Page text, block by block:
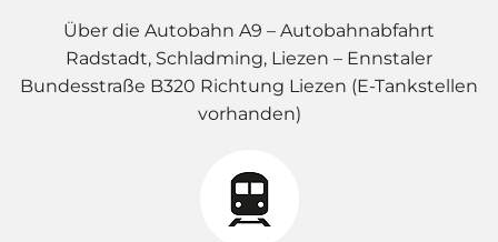
Über die Autobahn A9 – Autobahnabfahrt
Radstadt, Schladming, Liezen – Ennstaler
Bundesstraße B320 Richtung Liezen (E-Tankstellen
vorhanden)